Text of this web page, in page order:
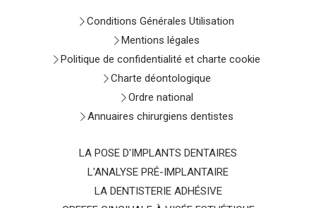
Conditions Générales Utilisation
Mentions légales
Politique de confidentialité et charte cookie
Charte déontologique
Ordre national
Annuaires chirurgiens dentistes
LA POSE D'IMPLANTS DENTAIRES
L'ANALYSE PRÉ-IMPLANTAIRE
LA DENTISTERIE ADHÉSIVE